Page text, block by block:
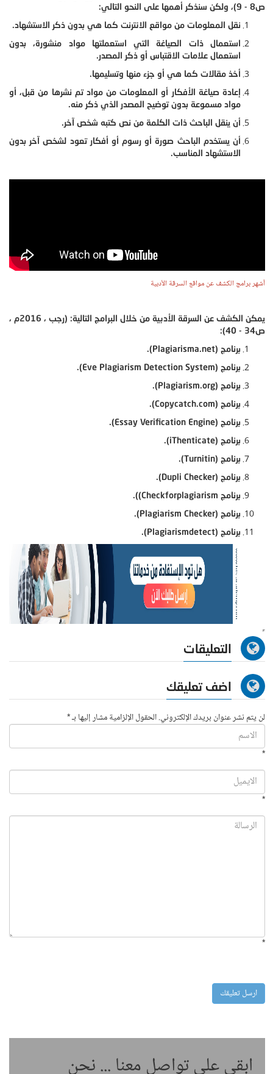
ص8 - 9)، ولكن سنذكر أهمها على النحو التالي:
نقل المعلومات من مواقع الانترنت كما هي بدون ذكر الاستشهاد.
استعمال ذات الصياغة التي استعملتها مواد منشورة، بدون
استعمال علامات الاقتباس أو ذكر المصدر.
أخذ مقالات كما هي أو جزء منها وتسليمها.
إعادة صياغة الأفكار أو المعلومات من مواد تم نشرها من قبل، أو
مواد مسموعة بدون توضيح المصدر الذي ذكر منه.
أن ينقل الباحث ذات الكلمة من نص كتبه شخص آخر.
أن يستخدم الباحث صورة أو رسوم أو أفكار تعود لشخص آخر بدون
الاستشهاد المناسب.
أشهر برامج الكشف عن مواقع السرقة الأدبية
يمكن الكشف عن السرقة الأدبية من خلال البرامج التالية: (رجب ، 2016م ،
ص34 - 40):
برنامج (Plagiarisma.net).
برنامج (Eve Plagiarism Detection System).
برنامج (Plagiarism.org).
برنامج (Copycatch.com).
برنامج (Essay Verification Engine).
برنامج (iThenticate).
برنامج (Turnitin).
برنامج (Dupli Checker).
برنامج Checkforplagiarism)).
برنامج (Plagiarism Checker).
برنامج (Plagiarismdetect).
التعليقات
اضف تعليقك
لن يتم نشر عنوان بريدك الإلكتروني. الحقول الإلزامية مشار إليها بـ *
*
*
*
ابقى على تواصل معنا ... نحن